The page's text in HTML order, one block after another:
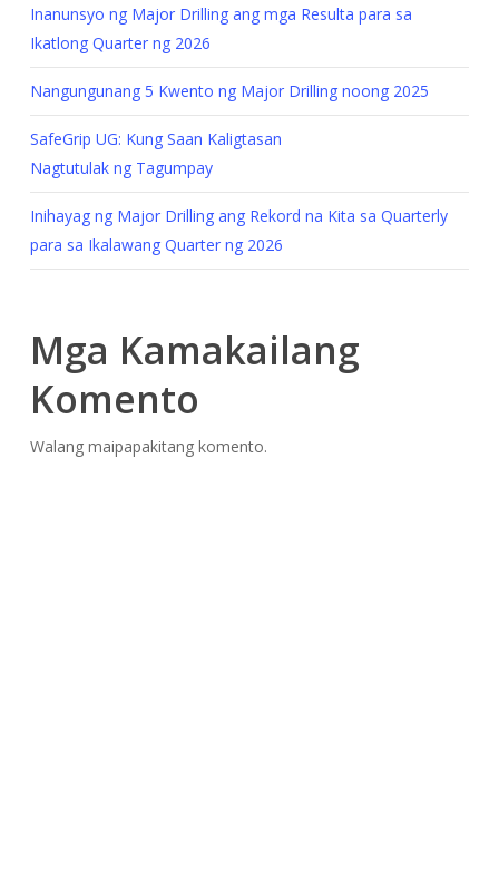
Inanunsyo ng Major Drilling ang mga Resulta para sa
Ikatlong Quarter ng 2026
Nangungunang 5 Kwento ng Major Drilling noong 2025
SafeGrip UG: Kung Saan Kaligtasan
Nagtutulak ng Tagumpay
Inihayag ng Major Drilling ang Rekord na Kita sa Quarterly
para sa Ikalawang Quarter ng 2026
Mga Kamakailang
Komento
Walang maipapakitang komento.